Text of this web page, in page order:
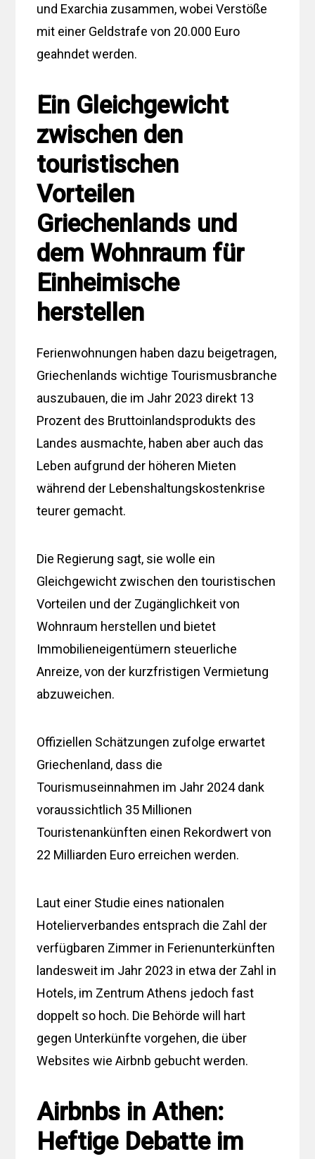
und Exarchia zusammen, wobei Verstöße
mit einer Geldstrafe von 20.000 Euro
geahndet werden.
Ein Gleichgewicht
zwischen den
touristischen
Vorteilen
Griechenlands und
dem Wohnraum für
Einheimische
herstellen
Ferienwohnungen haben dazu beigetragen,
Griechenlands wichtige Tourismusbranche
auszubauen, die im Jahr 2023 direkt 13
Prozent des Bruttoinlandsprodukts des
Landes ausmachte, haben aber auch das
Leben aufgrund der höheren Mieten
während der Lebenshaltungskostenkrise
teurer gemacht.
Die Regierung sagt, sie wolle ein
Gleichgewicht zwischen den touristischen
Vorteilen und der Zugänglichkeit von
Wohnraum herstellen und bietet
Immobilieneigentümern steuerliche
Anreize, von der kurzfristigen Vermietung
abzuweichen.
Offiziellen Schätzungen zufolge erwartet
Griechenland, dass die
Tourismuseinnahmen im Jahr 2024 dank
voraussichtlich 35 Millionen
Touristenankünften einen Rekordwert von
22 Milliarden Euro erreichen werden.
Laut einer Studie eines nationalen
Hotelierverbandes entsprach die Zahl der
verfügbaren Zimmer in Ferienunterkünften
landesweit im Jahr 2023 in etwa der Zahl in
Hotels, im Zentrum Athens jedoch fast
doppelt so hoch. Die Behörde will hart
gegen Unterkünfte vorgehen, die über
Websites wie Airbnb gebucht werden.
Airbnbs in Athen:
Heftige Debatte im